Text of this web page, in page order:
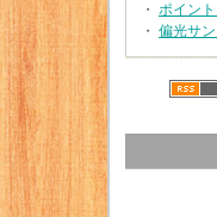
・ ポイン
・ 偏光サ